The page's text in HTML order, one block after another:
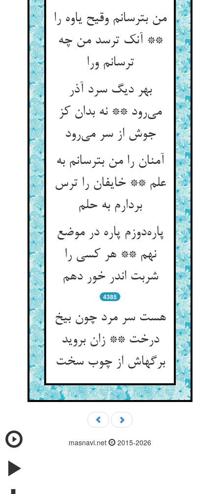
من بترسانم وقیح یاوه را
** آنک ترسد من چه
ترسانم ورا
بهر دیگ سرد آذر
می‌رود ** نه بدان کز
جوش از سر می‌رود
آمنان را من بترسانم به
علم ** خایفان را ترس
بردارم به حلم
پاره‌دوزم پاره در موضع
نهم ** هر کسی را
شربت اندر خور دهم
4385
هست سر مرد چون بیخ
درخت ** زان بروید
برگهاش از چوب سخت
masnavi.net 2015-2026